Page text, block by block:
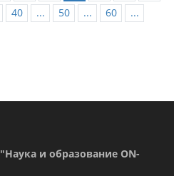
40 ... 50 ... 60
...
"Наука и образование ON-